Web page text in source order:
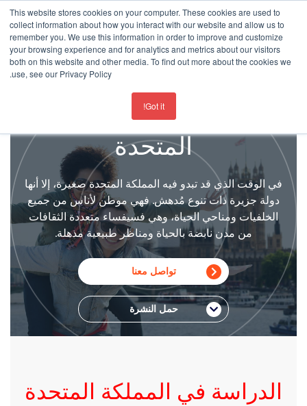
This website stores cookies on your computer. These cookies are used to
collect information about how you interact with our website and allow us to
remember you. We use this information in order to improve and customize
your browsing experience and for analytics and metrics about our visitors
both on this website and other media. To find out more about the cookies we
use, see our Privacy Policy.
Got it!
For the latest updates about our schools
تعلم الإنجليزية في المملكة
المتحدة
في الوقت الذي قد تبدو فيه المملكة المتحدة صغيرة، إلا أنها
دولة جزيرة ذات تنوع مُدهش. فهي موطن لأناس من جميع
الخلفيات ومناحي الحياة، وهي فسيفساء متعددة الثقافات
من مدن نابضة بالحياة ومناظر طبيعية مذهلة.
تواصل معنا
حمل النشرة
الدراسة في المملكة المتحدة